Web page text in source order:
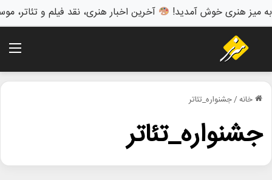
به میز هنری خوش آمدید! آخرین اخبار هنری، نقد فیلم و تئاتر،
خانه/جشنواره_تئاتر
جشنواره_تئاتر